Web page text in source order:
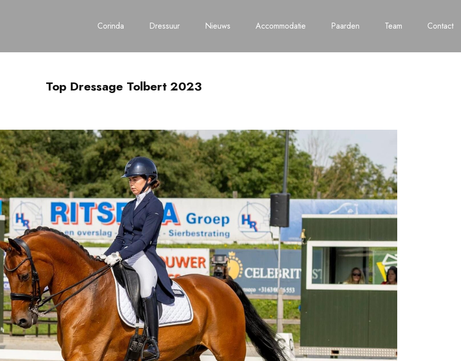
Corinda Dressuur Nieuws Accommodatie Paarden Team Contact
Top Dressage Tolbert 2023